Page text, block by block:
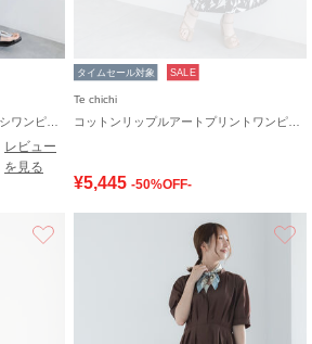
レビュー
を見る
タイムセール対象 SALE
Te chichi
¥5,445 -50%OFF-